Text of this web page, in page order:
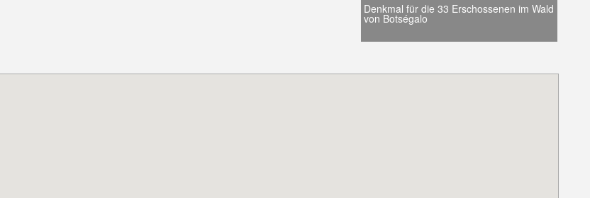
Denkmal für die 33 Erschossenen im Wald
von Botségalo